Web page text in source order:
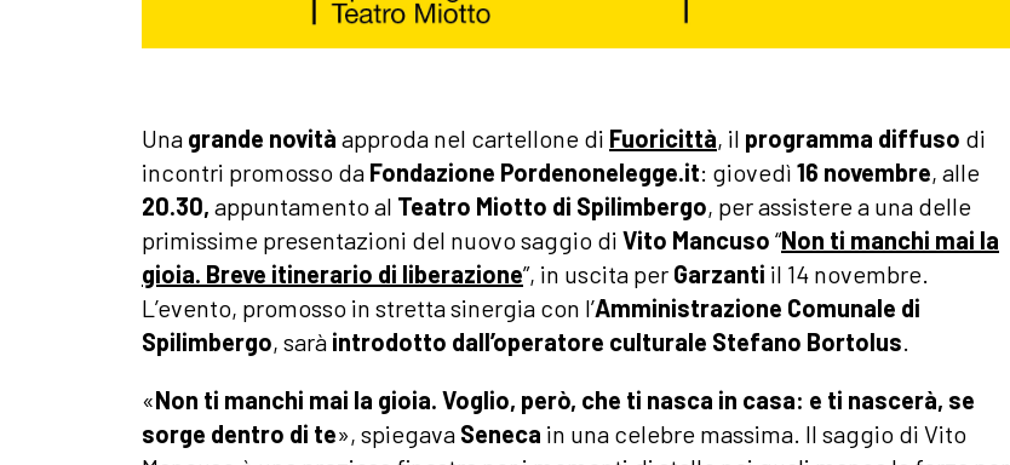
Una grande novità approda nel cartellone di Fuoricittà, il programma diffuso di
incontri promosso da Fondazione Pordenonelegge.it: giovedì 16 novembre, alle
20.30, appuntamento al Teatro Miotto di Spilimbergo, per assistere a una delle
primissime presentazioni del nuovo saggio di Vito Mancuso “Non ti manchi mai la
gioia. Breve itinerario di liberazione”, in uscita per Garzanti il 14 novembre.
L’evento, promosso in stretta sinergia con l’Amministrazione Comunale di
Spilimbergo, sarà introdotto dall’operatore culturale Stefano Bortolus.
«Non ti manchi mai la gioia. Voglio, però, che ti nasca in casa: e ti nascerà, se
sorge dentro di te», spiegava Seneca in una celebre massima. Il saggio di Vito